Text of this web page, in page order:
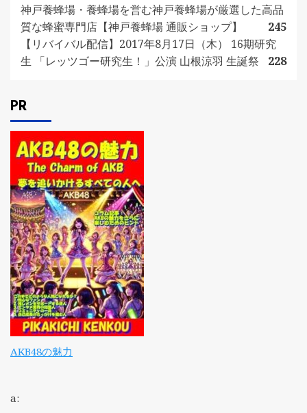
神戸養蜂場・養蜂場を営む神戸養蜂場が厳選した高品
質な蜂蜜専門店【神戸養蜂場 通販ショップ】
245
【リバイバル配信】2017年8月17日（木） 16期研究
生 「レッツゴー研究生！」公演 山根涼羽 生誕祭
228
PR
AKB48の魅力
a: